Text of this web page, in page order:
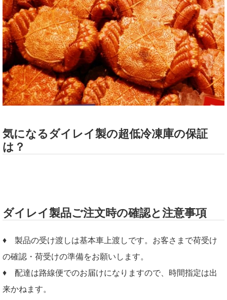
気になるダイレイ製の超低冷凍庫の保証
は？
ダイレイ製品ご注文時の確認と注意事項
♦ 製品の受け渡しは基本車上渡しです。お客さまで荷受け
の確認・荷受けの準備をお願いします。
♦ 配達は路線便でのお届けになりますので、時間指定は出
来かねます。